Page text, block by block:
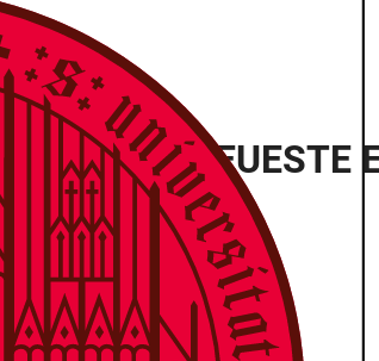
NEUESTE